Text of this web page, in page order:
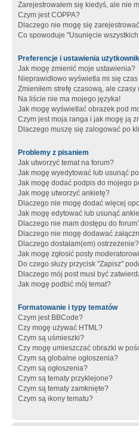
Zarejestrowałem się kiedyś, ale nie
Czym jest COPPA?
Dlaczego nie mogę się
Co spowoduje "Usunięcie
Preferencje i ustawienia
Jak mogę zmienić moje ustawienia?
Nieprawidłowo wyświetla mi się
Zmieniłem strefę czasową, ale
Na liście nie ma mojego języka!
Jak mogę wyświetlać obrazek pod
Czym jest moja ranga i jak mogę ją
Dlaczego muszę się zalogować po
Problemy z pisaniem
Jak utworzyć temat na forum?
Jak mogę wyedytować lub usunąć
Jak mogę dodać podpis do mojego
Jak mogę utworzyć ankietę?
Dlaczego nie mogę dodać więcej
Jak mogę edytować lub usunąć
Dlaczego nie mam dostępu do
Dlaczego nie mogę dodawać
Dlaczego dostałam(em) ostrzeżenie?
Jak mogę zgłosić posty
Do czego służy przycisk "Zapisz"
Dlaczego mój post musi być
Jak mogę podbić mój temat?
Formatowanie i typy tematów
Czym jest BBCode?
Czy mogę używać HTML?
Czym są uśmieszki?
Czy mogę umieszczać obrazki w
Czym są globalne ogłoszenia?
Czym są ogłoszenia?
Czym są tematy przyklejone?
Czym są tematy zamknięte?
Czym są ikony tematu?